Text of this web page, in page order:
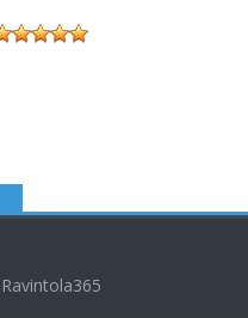
Ravintola365